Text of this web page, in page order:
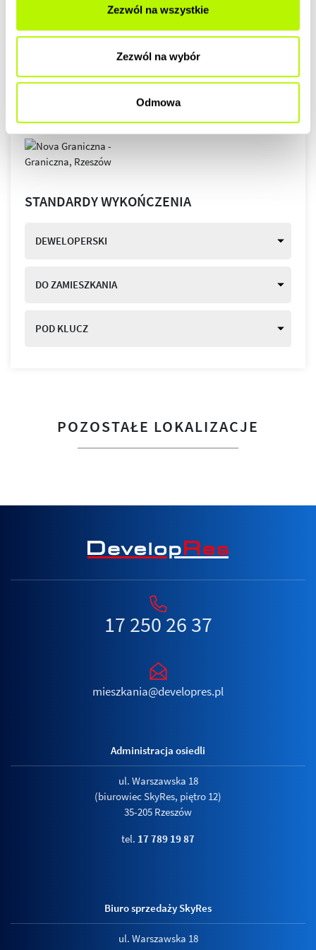
Zezwól na wszystkie
Zezwól na wybór
Odmowa
STANDARDY WYKOŃCZENIA
DEWELOPERSKI
DO ZAMIESZKANIA
POD KLUCZ
POZOSTAŁE LOKALIZACJE
17 250 26 37
mieszkania@developres.pl
Administracja osiedli
ul. Warszawska 18
(biurowiec SkyRes, piętro 12)
35-205 Rzeszów
tel. 17 789 19 87
Biuro sprzedaży SkyRes
ul. Warszawska 18